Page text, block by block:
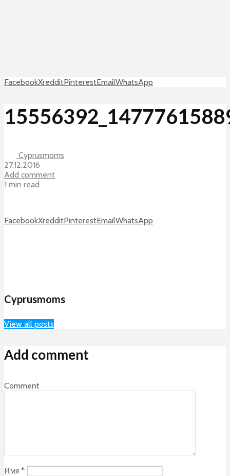
FacebookXredditPinterestEmailWhatsApp
Cyprusmoms
27.12.2016
Add comment
1 min read
FacebookXredditPinterestEmailWhatsApp
Cyprusmoms
View all posts
Add comment
Comment
Имя *